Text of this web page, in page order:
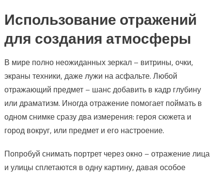
Использование отражений
для создания атмосферы
В мире полно неожиданных зеркал – витрины, очки,
экраны техники, даже лужи на асфальте. Любой
отражающий предмет – шанс добавить в кадр глубину
или драматизм. Иногда отражение помогает поймать в
одном снимке сразу два измерения: героя сюжета и
город вокруг, или предмет и его настроение.
Попробуй снимать портрет через окно – отражение лица
и улицы сплетаются в одну картину, давая особое